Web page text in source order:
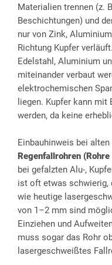
Materialien trennen (z.
Beschichtungen) und
nur von Zink,
Richtung Kupfer verläuft.
Edelstahl, Aluminium
miteinander verbaut
elektrochemischen
liegen. Kupfer kann
werden, da keine
Einbauhinweis bei alten
Regenfallrohren
bei gefalzten Alu-,
ist oft etwas schwierig,
wie heutige
von 1–2 mm sind
Einziehen und
muss sogar das Rohr
lasergeschweißtes